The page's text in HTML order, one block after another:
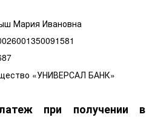
Мария Ивановна
«УНИВЕРСАЛ БАНК»
при получении в